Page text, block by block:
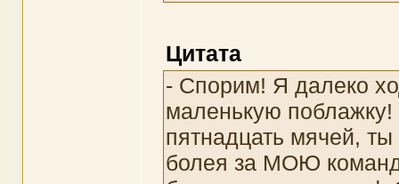
Цитата
- Спорим! Я далеко
маленькую
пятнадцать мячей,
болея за МОЮ